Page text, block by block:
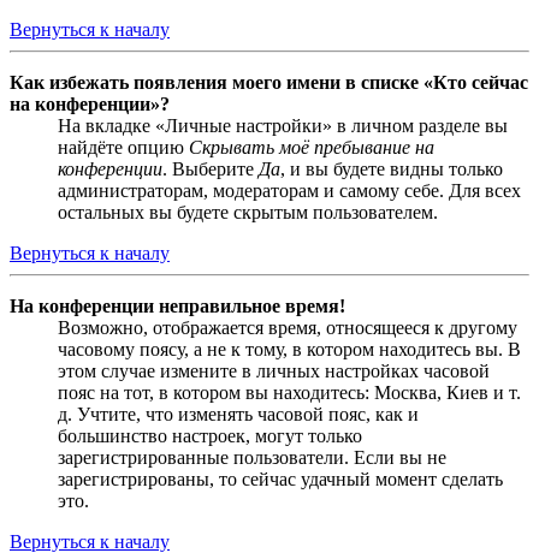
Вернуться к началу
Как избежать появления моего имени в списке «Кто сейчас
на конференции»?
На вкладке «Личные настройки» в личном разделе вы
найдёте опцию Скрывать моё пребывание на
конференции. Выберите Да, и вы будете видны только
администраторам, модераторам и самому себе. Для всех
остальных вы будете скрытым пользователем.
Вернуться к началу
На конференции неправильное время!
Возможно, отображается время, относящееся к другому
часовому поясу, а не к тому, в котором находитесь вы. В
этом случае измените в личных настройках часовой
пояс на тот, в котором вы находитесь: Москва, Киев и т.
д. Учтите, что изменять часовой пояс, как и
большинство настроек, могут только
зарегистрированные пользователи. Если вы не
зарегистрированы, то сейчас удачный момент сделать
это.
Вернуться к началу